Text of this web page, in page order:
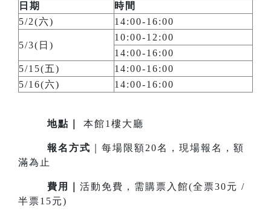
日期
時間
5/2(六)
14:00-16:00
5/3(日)
10:00-12:00
14:00-16:00
5/15(五)
14:00-16:00
5/16(六)
14:00-16:00
地點 本館1樓大廳
報名方式
｜每場限額20名，現場報名，額
滿為止
費用｜ 活動免費，需購票入館(全票30元 /
半票15元)